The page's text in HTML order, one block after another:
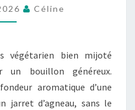
DONNER
DU
AU
BOUILLON
SANS
VIANDE
Céline
végétarien bien mijoté
un bouillon généreux.
aromatique d’une
jarret d’agneau, sans le